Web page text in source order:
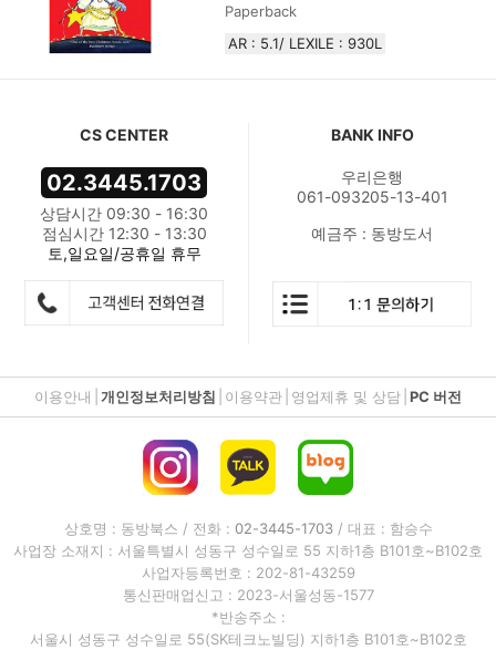
Paperback
AR : 5.1/ LEXILE : 930L
CS CENTER
02.3445.1703
상담시간 09:30 - 16:30
점심시간 12:30 - 13:30
토,일요일/공휴일 휴무
BANK INFO
우리은행
061-093205-13-401
예금주 : 동방도서
이용안내 개인정보처리방침 이용약관 영업제휴 및 상담 PC 버전
상호명 : 동방북스 / 전화 : 02-3445-1703/ 대표 : 함승수
사업장 소재지 : 서울특별시 성동구 성수일로 55 지하1층 B101호~B102호
사업자등록번호 : 202-81-43259
통신판매업신고 : 2023-서울성동-1577
*반송주소 :
서울시 성동구 성수일로 55(SK테크노빌딩) 지하1층 B101호~B102호